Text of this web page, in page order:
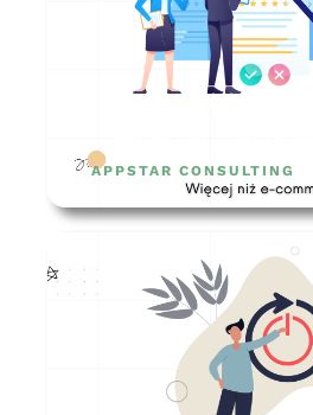
Rekrutacja
APPSTAR CONSULTING